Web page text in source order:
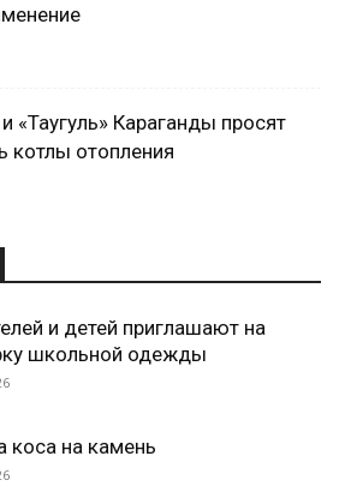
«Таугуль» Караганды просят
котлы отопления
и детей приглашают на
школьной одежды
коса на камень